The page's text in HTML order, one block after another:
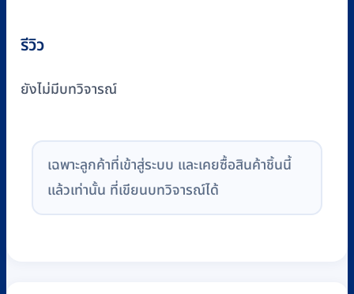
รีวิว
ยังไม่มีบทวิจารณ์
เฉพาะลูกค้าที่เข้าสู่ระบบ และเคยซื้อสินค้าชิ้นนี้
แล้วเท่านั้น ที่เขียนบทวิจารณ์ได้